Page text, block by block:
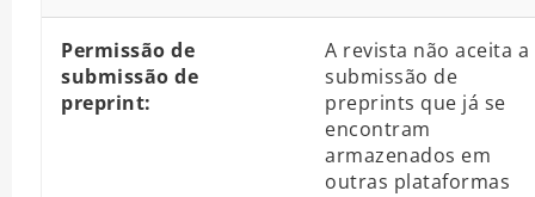
Permissão de
submissão de
preprint:
A revista não aceita a
submissão de
preprints que já se
encontram
armazenados em
outras plataformas